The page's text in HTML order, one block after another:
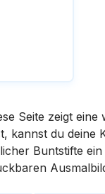
Seite zeigt
kannst du deine
Buntstifte